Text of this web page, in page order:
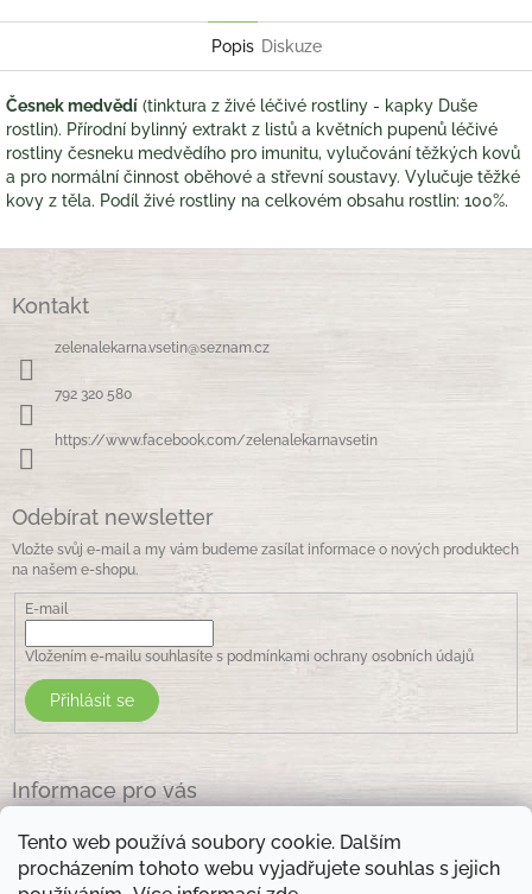
Tento web používá soubory cookie. Dalším
procházením tohoto webu vyjadřujete souhlas s jejich
Popis Diskuze
Česnek medvědí (tinktura z živé léčivé rostliny - kapky Duše
rostlin). Přírodní bylinný extrakt z listů a květních pupenů léčivé
rostliny česneku medvědího pro imunitu, vylučování těžkých kovů
a pro normální činnost oběhové a střevní soustavy. Vylučuje těžké
kovy z těla. Podíl živé rostliny na celkovém obsahu rostlin: 100%.
Kontakt
zelenalekarna.vsetin@seznam.cz
792 320 580
https://www.facebook.com/zelenalekarnavsetin
Odebírat newsletter
Vložte svůj e-mail a my vám budeme zasílat informace o nových produktech
na našem e-shopu.
E-mail
Vložením e-mailu souhlasíte s podmínkami ochrany osobních údajů
Přihlásit se
Informace pro vás
Obchodní podmínky
Podmínky ochrany osobních údajů